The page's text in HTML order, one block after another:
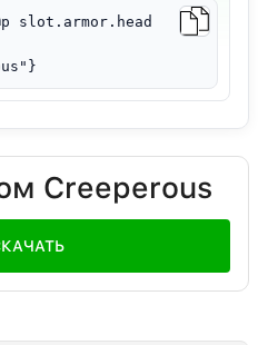
slot.armor.head
Creeperous